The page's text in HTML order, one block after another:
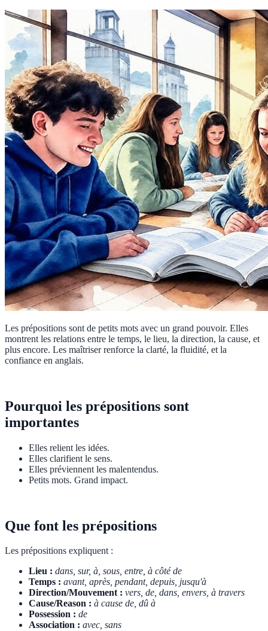
Les prépositions sont de petits mots avec un grand pouvoir. Elles
montrent les relations entre le temps, le lieu, la direction, la cause, et
plus encore. Les maîtriser renforce la clarté, la fluidité, et la
confiance en anglais.
Pourquoi les prépositions sont
importantes
Elles relient les idées.
Elles clarifient le sens.
Elles préviennent les malentendus.
Petits mots. Grand impact.
Que font les prépositions
Les prépositions expliquent :
Lieu : dans, sur, à, sous, entre, à côté de
Temps : avant, après, pendant, depuis, jusqu'à
Direction/Mouvement : vers, de, dans, envers, à travers
Cause/Reason : à cause de, dû à
Possession : de
Association : avec, sans